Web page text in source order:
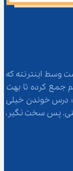
وسط اینترنته که
هم جمع کرده تا بهت
درس خوندن خیلی
و باحال‌تر از چیزیه که فکرش رو می‌کنی. پس سخت نگیر،